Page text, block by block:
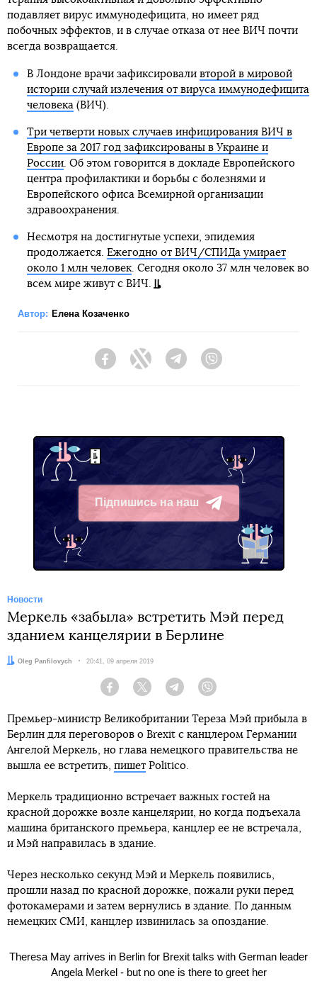
подавляет вирус иммунодефицита, но имеет ряд
побочных эффектов, и в случае отказа от нее ВИЧ почти
всегда возвращается.
В Лондоне врачи зафиксировали второй в мировой
истории случай излечения от вируса иммунодефицита
человека (ВИЧ).
Три четверти новых случаев инфицирования ВИЧ в
Европе за 2017 год зафиксированы в Украине и
России. Об этом говорится в докладе Европейского
центра профилактики и борьбы с болезнями и
Европейского офиса Всемирной организации
здравоохранения.
Несмотря на достигнутые успехи, эпидемия
продолжается. Ежегодно от ВИЧ/СПИДа умирает
около 1 млн человек. Сегодня около 37 млн человек во
всем мире живут с ВИЧ.
Автор: Елена Козаченко
FacebookTwitter Telegram
Підпишись на наш
Telegram
Новости
Меркель «забыла» встретить Мэй перед
зданием канцелярии в Берлине
Автор:
Oleg Panfilovych Дата:
20:41, 09 апреля 2019
Facebook Twitter Telegram
Премьер-министр Великобритании Тереза Мэй прибыла в
Берлин для переговоров о Brexit с канцлером Германии
Ангелой Меркель, но глава немецкого правительства не
вышла ее встретить, пишет Politico.
Меркель традиционно встречает важных гостей на
красной дорожке возле канцелярии, но когда подъехала
машина британского премьера, канцлер ее не встречала,
и Мэй направилась в здание.
Через несколько секунд Мэй и Меркель появились,
прошли назад по красной дорожке, пожали руки перед
фотокамерами и затем вернулись в здание. По данным
немецких СМИ, канцлер извинилась за опоздание.
Theresa May arrives in Berlin for Brexit talks with German leader
Angela Merkel - but no one is there to greet her